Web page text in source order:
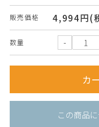
販売価格 4,994円(
数量
この商品